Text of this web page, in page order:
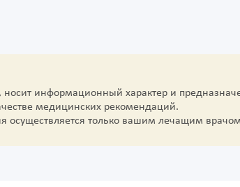
информационный характер и
медицинских рекомендаций.
осуществляется только вашим лечащим